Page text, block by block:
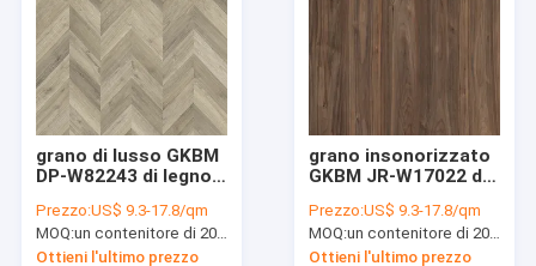
grano di lusso GKBM
DP-W82243 di legno
quercia della spina di
pesce della
pavimentazione del
Prezzo:US$ 9.3-17.8/qm
MOQ:un contenitore di 20FT, o 2500 metri quadri;
Ottieni l'ultimo prezzo
grano insonorizzato
GKBM JR-W17022 di
della noce della
pavimentazione del
vinile di SPC di clic di
Prezzo:US$ 9.3-17.8/qm
MOQ:un contenitore di 20FT, o 2500 metri quadri;
Ottieni l'ultimo prezzo